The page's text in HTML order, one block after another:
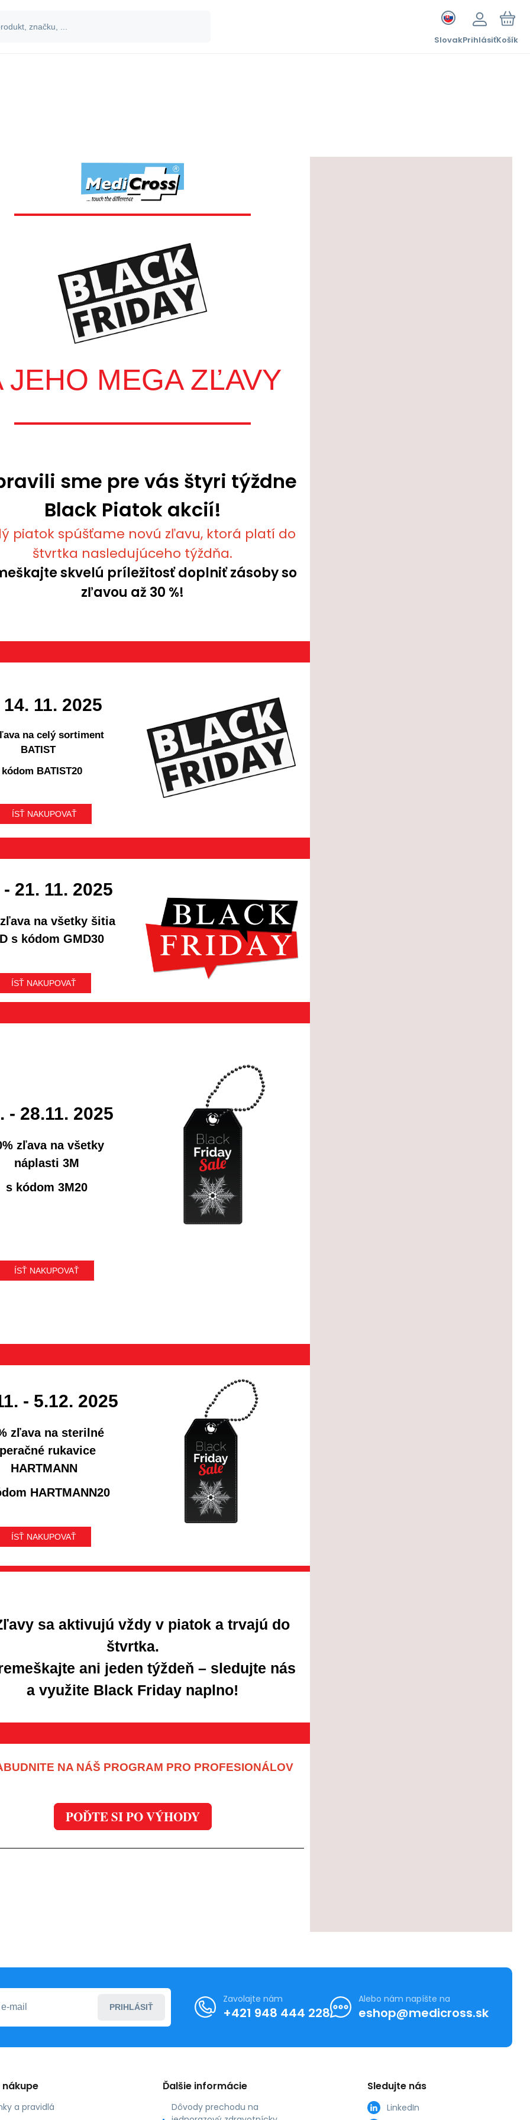
SlovakPrihlásiťKošík
JEHO MEGA ZĽAVY
sme pre vás štyri týždne
Black Piatok akcií!
piatok spúšťame novú zľavu, ktorá platí do
štvrtka nasledujúceho týždňa.
skvelú príležitosť doplniť zásoby so
zľavou až 30 %!
11. 2025
na celý sortiment
BATIST
BATIST20
ÍSŤ NAKUPOVAŤ
21. 11. 2025
na všetky šitia
s kódom GMD30
ÍSŤ NAKUPOVAŤ
- 28.11. 2025
zľava na všetky
náplasti 3M
s kódom 3M20
ÍSŤ NAKUPOVAŤ
- 5.12. 2025
zľava na sterilné
rukavice
HARTMANN
HARTMANN20
ÍSŤ NAKUPOVAŤ
sa aktivujú vždy v piatok a trvajú do
štvrtka.
ani jeden týždeň – sledujte nás
a využite Black Friday naplno!
NA NÁŠ PROGRAM PRO PROFESIONÁLOV
POĎTE SI PO VÝHODY
PRIHLÁSIŤ
Zavolajte nám
+421 948 444 228
Alebo nám napíšte na
eshop@medicross.sk
a pravidlá
Ďalšie informácie
Dôvody prechodu na
Sledujte nás
LinkedIn